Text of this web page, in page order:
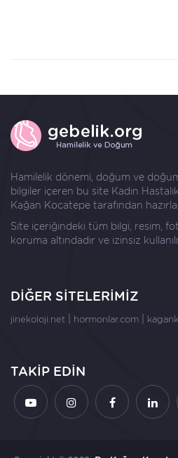
Hamilelik dönemi, doğum ve doğum
bilgiler içeren bu site Kadın
Kağan Kocatepe tarafından
Site içeriğindeki tüm bilgi, resim,
koruma altındadır ve izinsiz
DİĞER SİTELERİMİZ
jinekoloji.net hormonlar.com
TAKİP EDİN